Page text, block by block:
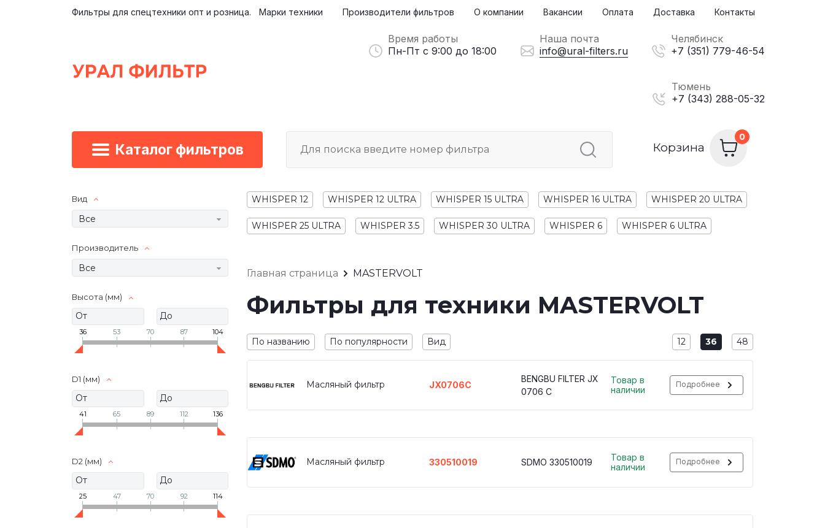
Каталог фильтров Корзина
Фильтры для спецтехники опт и розница. Марки техники Производители фильтров О компании Вакансии Оплата Доставка Контакты
Время работы
Пн-Пт с 9:00 до 18:00
Наша почта
info@ural-filters.ru
Челябинск
+7 (351) 779-46-54
Тюмень
+7 (343) 288-05-32
Вид
Все
Производитель
Все
Высота (мм)
36 53 70 87 104
D1 (мм)
41 65 89 112 136
D2 (мм)
25 47 70 92 114
WHISPER 12 WHISPER 12 ULTRA WHISPER 15 ULTRA WHISPER 16 ULTRA WHISPER 20 ULTRA
WHISPER 25 ULTRA WHISPER 3.5 WHISPER 30 ULTRA WHISPER 6 WHISPER 6 ULTRA
Главная страница MASTERVOLT
Фильтры для техники MASTERVOLT
По названию По популярности Вид 12 36 48
Масляный фильтр JX0706C
BENGBU FILTER JX
0706 C
Товар в
наличии
Подробнее
Масляный фильтр 330510019 SDMO 330510019
Товар в
наличии
Подробнее